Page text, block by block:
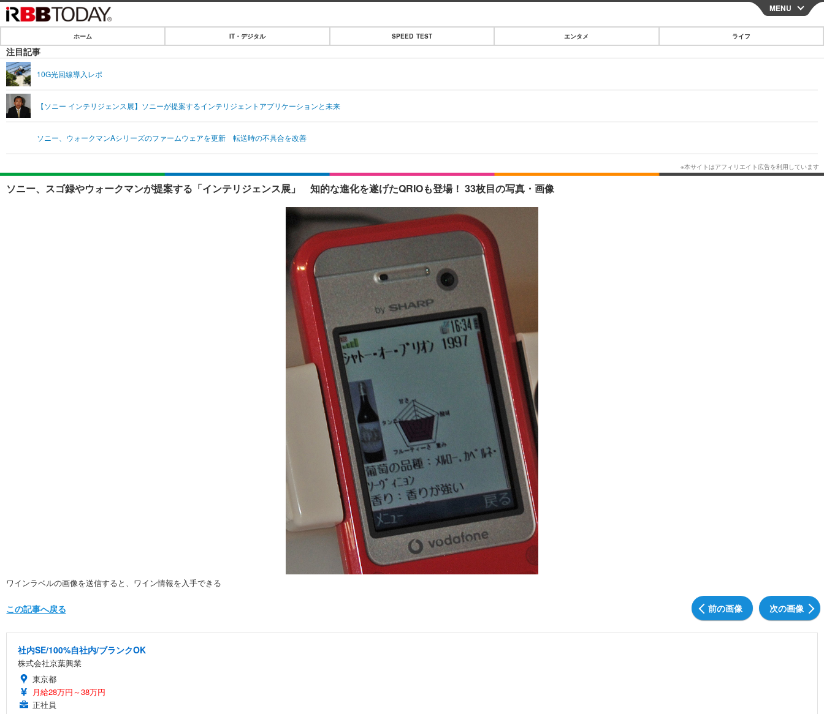
CLOSE
IT・デジタル
ショッピング
SPEED TEST
エンタメ
エンタメTOP
音楽
ライフTOP グルメ
ペット
リリース一覧
MENU
ホーム IT・デジタル SPEED TEST エンタメ ライフ
注目記事
10G光回線導入レポ
【ソニー インテリジェンス展】ソニーが提案するインテリジェントアプリケーションと未来
ソニー、ウォークマンAシリーズのファームウェアを更新 転送時の不具合を改善
ソニー、スゴ録やウォークマンが提案する「インテリジェンス展」 知的な進化を遂げたQRIOも登場！ 33枚目の写真・画像
ワインラベルの画像を送信すると、ワイン情報を入手できる
前の画像 次の画像
この記事へ戻る
社内SE/100%自社内/ブランクOK
株式会社京葉興業
東京都
月給28万円～38万円
正社員